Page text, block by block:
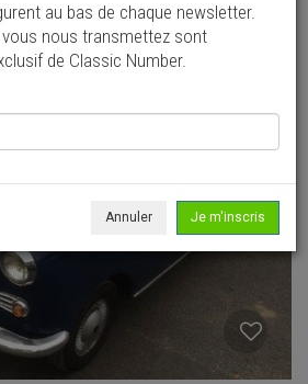
au bas de chaque newsletter.
nous transmettez sont
de Classic Number.
Annuler Je m'inscris